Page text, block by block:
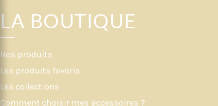
LA BOUTIQUE
Nos produits
Les produits favoris
Les collections
Comment choisir mes accessoires ?